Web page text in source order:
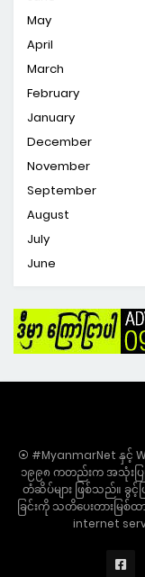
May
April
March
February
January
December
November
September
August
July
June
⦿ #MyanmarNet နှင့်
၁၉၉၈ ကတည်းက အသုံးပ
တံဆိပ်များ ဖြစ်သည်။ ခွ
ခြင်းကို သတိပေးတားမြစ်
internet